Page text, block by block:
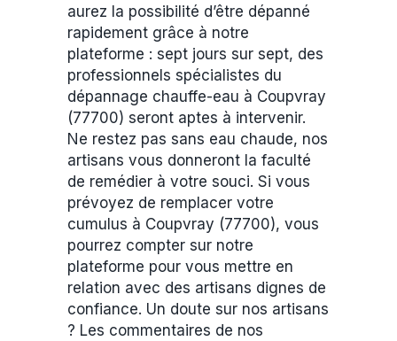
aurez la possibilité d’être dépanné
rapidement grâce à notre
plateforme : sept jours sur sept, des
professionnels spécialistes du
dépannage chauffe-eau à Coupvray
(77700) seront aptes à intervenir.
Ne restez pas sans eau chaude, nos
artisans vous donneront la faculté
de remédier à votre souci. Si vous
prévoyez de remplacer votre
cumulus à Coupvray (77700), vous
pourrez compter sur notre
plateforme pour vous mettre en
relation avec des artisans dignes de
confiance. Un doute sur nos artisans
? Les commentaires de nos